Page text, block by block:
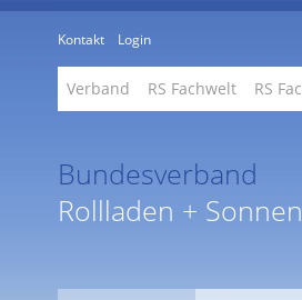
Kontakt Login
Verband RS Fachwelt RS
Bundesverband
Rollladen +